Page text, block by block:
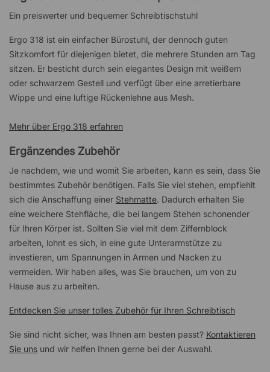
Ein preiswerter und bequemer Schreibtischstuhl
Ergo 318 ist ein einfacher Bürostuhl, der dennoch guten
Sitzkomfort für diejenigen bietet, die mehrere Stunden am Tag
sitzen. Er besticht durch sein elegantes Design mit weißem
oder schwarzem Gestell und verfügt über eine arretierbare
Wippe und eine luftige Rückenlehne aus Mesh.
Mehr über Ergo 318 erfahren
Ergänzendes Zubehör
Je nachdem, wie und womit Sie arbeiten, kann es sein, dass Sie
bestimmtes Zubehör benötigen. Falls Sie viel stehen, empfiehlt
sich die Anschaffung einer Stehmatte. Dadurch erhalten Sie
eine weichere Stehfläche, die bei langem Stehen schonender
für Ihren Körper ist. Sollten Sie viel mit dem Ziffernblock
arbeiten, lohnt es sich, in eine gute Unterarmstütze zu
investieren, um Spannungen in Armen und Nacken zu
vermeiden. Wir haben alles, was Sie brauchen, um von zu
Hause aus zu arbeiten.
Entdecken Sie unser tolles Zubehör für Ihren Schreibtisch
Sie sind nicht sicher, was Ihnen am besten passt? Kontaktieren
Sie uns und wir helfen Ihnen gerne bei der Auswahl.